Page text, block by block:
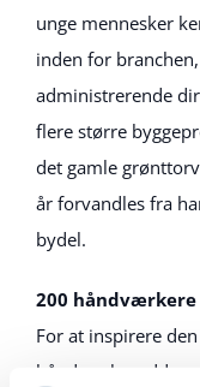
unge mennesker
inden for
administrerende
flere større
det gamle
år forvandles fra
bydel.
200
For at inspirere